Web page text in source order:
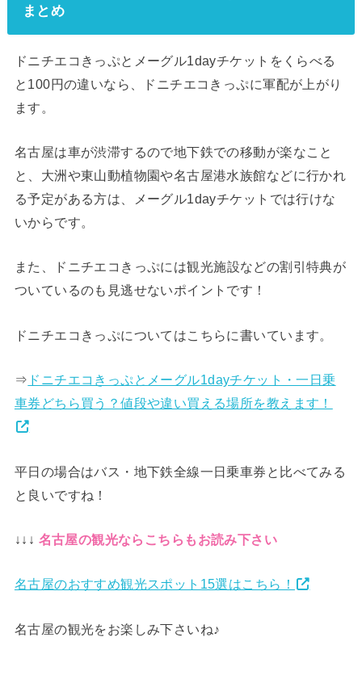
まとめ
ドニチエコきっぷとメーグル1dayチケットをくらべる
と100円の違いなら、ドニチエコきっぷに軍配が上がり
ます。
名古屋は車が渋滞するので地下鉄での移動が楽なこと
と、大洲や東山動植物園や名古屋港水族館などに行かれ
る予定がある方は、メーグル1dayチケットでは行けな
いからです。
また、ドニチエコきっぷには観光施設などの割引特典が
ついているのも見逃せないポイントです！
ドニチエコきっぷについてはこちらに書いています。
⇒ ドニチエコきっぷとメーグル1dayチケット・一日乗
車券どちら買う？値段や違い買える場所を教えます！
平日の場合はバス・地下鉄全線一日乗車券と比べてみる
と良いですね！
↓↓↓ 名古屋の観光ならこちらもお読み下さい
名古屋のおすすめ観光スポット15選はこちら！
名古屋の観光をお楽しみ下さいね♪